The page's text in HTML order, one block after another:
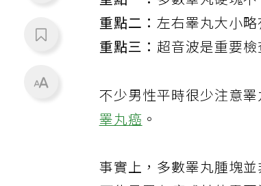
重點二：左右睪丸大小
重點三： 超音波是重要
不少男性平時很少注意
睪丸癌 。
事實上，多數睪丸腫塊